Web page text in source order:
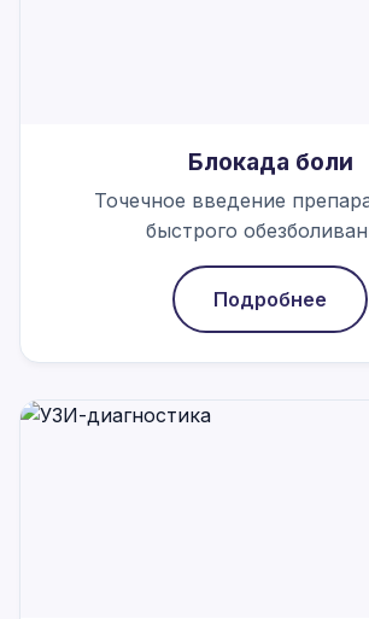
Блокада боли
Точечное введение
быстрого
Подробнее